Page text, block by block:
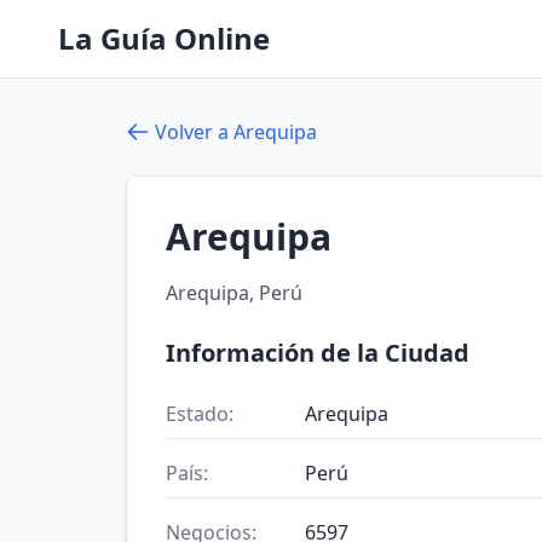
La Guía Online
Volver a Arequipa
Arequipa
Arequipa, Perú
Información de la Ciudad
Estado: Arequipa
País: Perú
Negocios: 6597